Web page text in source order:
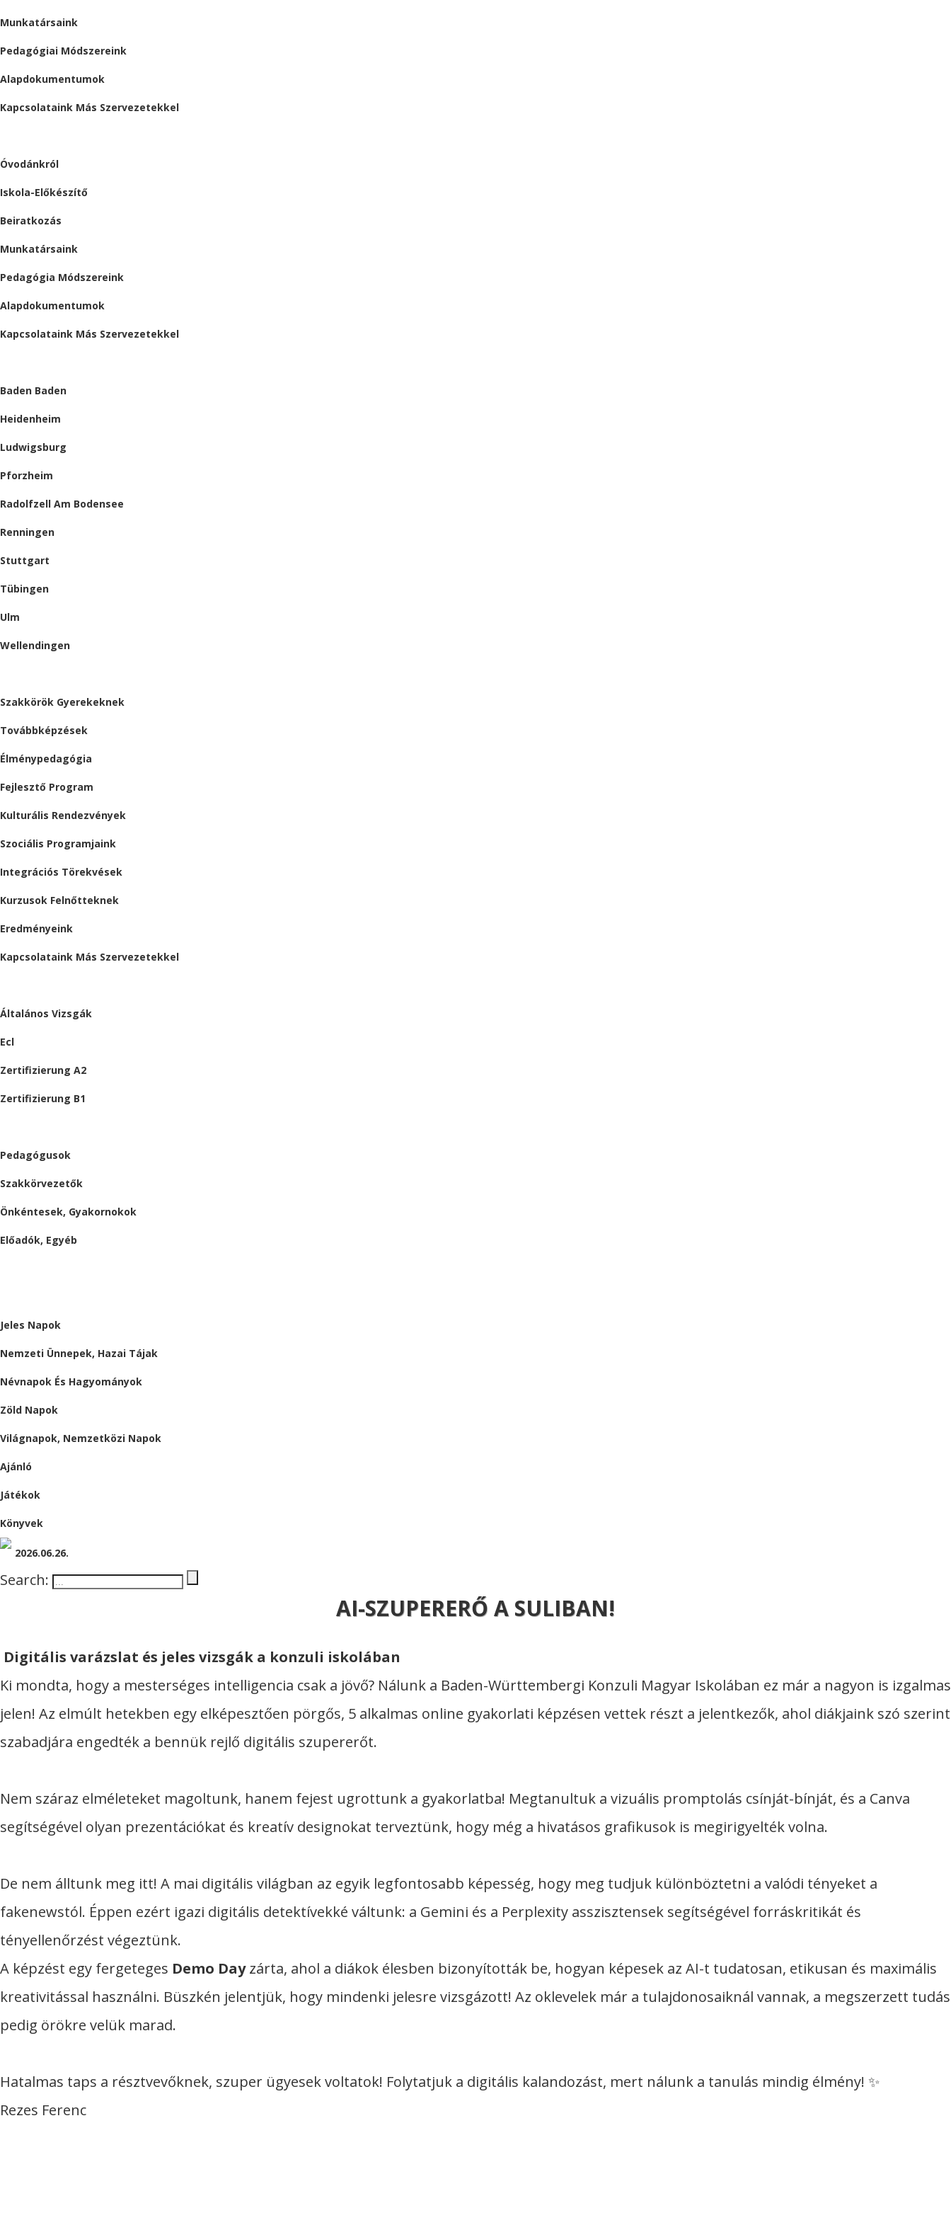
Munkatársaink
Pedagógiai Módszereink
Alapdokumentumok
Kapcsolataink Más Szervezetekkel
Óvodánkról
Iskola-Előkészítő
Beiratkozás
Munkatársaink
Pedagógia Módszereink
Alapdokumentumok
Kapcsolataink Más Szervezetekkel
Baden Baden
Heidenheim
Ludwigsburg
Pforzheim
Radolfzell Am Bodensee
Renningen
Stuttgart
Tübingen
Ulm
Wellendingen
Szakkörök Gyerekeknek
Továbbképzések
Élménypedagógia
Fejlesztő Program
Kulturális Rendezvények
Szociális Programjaink
Integrációs Törekvések
Kurzusok Felnőtteknek
Eredményeink
Kapcsolataink Más Szervezetekkel
Általános Vizsgák
Ecl
Zertifizierung A2
Zertifizierung B1
Pedagógusok
Szakkörvezetők
Önkéntesek, Gyakornokok
Előadók, Egyéb
Jeles Napok
Nemzeti Ünnepek, Hazai Tájak
Névnapok És Hagyományok
Zöld Napok
Világnapok, Nemzetközi Napok
Ajánló
Játékok
Könyvek
2026.06.26.
Search:
AI-SZUPERERŐ A SULIBAN!
Digitális varázslat és jeles vizsgák a konzuli iskolában
Ki mondta, hogy a mesterséges intelligencia csak a jövő? Nálunk a Baden-Württembergi Konzuli Magyar Iskolában ez már a nagyon is izgalmas
jelen! Az elmúlt hetekben egy elképesztően pörgős, 5 alkalmas online gyakorlati képzésen vettek részt a jelentkezők, ahol diákjaink szó szerint
szabadjára engedték a bennük rejlő digitális szupererőt.
Nem száraz elméleteket magoltunk, hanem fejest ugrottunk a gyakorlatba! Megtanultuk a vizuális promptolás csínját-bínját, és a Canva
segítségével olyan prezentációkat és kreatív designokat terveztünk, hogy még a hivatásos grafikusok is megirigyelték volna.
De nem álltunk meg itt! A mai digitális világban az egyik legfontosabb képesség, hogy meg tudjuk különböztetni a valódi tényeket a
fakenewstól. Éppen ezért igazi digitális detektívekké váltunk: a Gemini és a Perplexity asszisztensek segítségével forráskritikát és
tényellenőrzést végeztünk.
A képzést egy fergeteges Demo Dayzárta, ahol a diákok élesben bizonyították be, hogyan képesek az AI-t tudatosan, etikusan és maximális
kreativitással használni. Büszkén jelentjük, hogy mindenki jelesre vizsgázott! Az oklevelek már a tulajdonosaiknál vannak, a megszerzett tudás
pedig örökre velük marad.
Hatalmas taps a résztvevőknek, szuper ügyesek voltatok! Folytatjuk a digitális kalandozást, mert nálunk a tanulás mindig élmény! ✨
Rezes Ferenc